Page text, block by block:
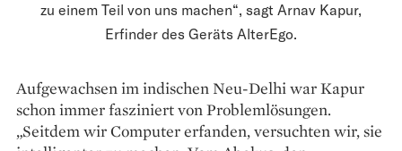
zu einem Teil von uns machen“, sagt Arnav Kapur,
Erfinder des Geräts AlterEgo.
Aufgewachsen im indischen Neu-Delhi war Kapur
schon immer fasziniert von Problemlösungen.
„Seitdem wir Computer erfanden, versuchten wir, sie